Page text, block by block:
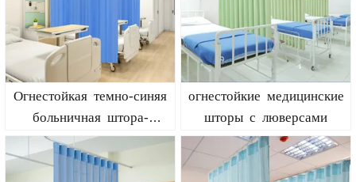
Огнестойкая темно-синяя
больничная штора-
разделитель (1 панель,
9x8 футов)
огнестойкие медицинские
шторы с люверсами